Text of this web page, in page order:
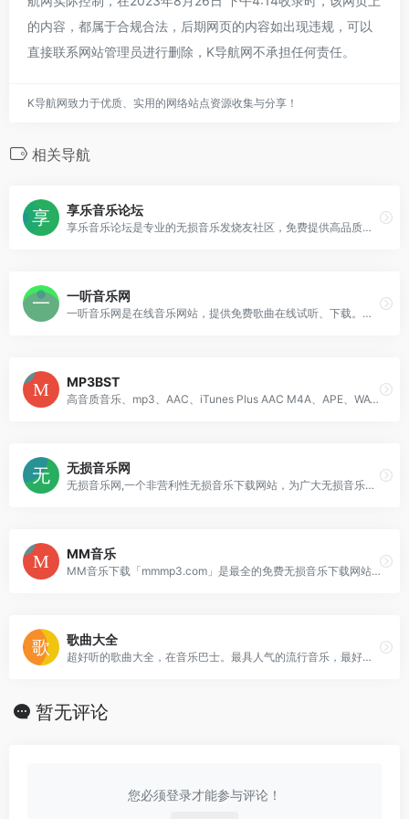
的内容，都属于合规合法，后期网页的内容如出现违规，可以
直接联系网站管理员进行删除，K导航网不承担任何责任。
K导航网致力于优质、实用的网络站点资源收集与分享！
相关导航
享乐音乐论坛
享乐音乐论坛是专业的无损音乐发烧友社区，免费提供高品质无损音乐下载的网站，更是无损音乐发烧友的乐园，拥有的无损音乐下载格式包含各种类型：FLAC、APE、WAV
一听音乐网
一听音乐网是在线音乐网站，提供免费歌曲在线试听、下载。一听音乐网拥有正版、庞大、完整的曲库，歌曲更新迅速，试听流畅，口碑极佳。一听音乐网，每天听一听
MP3BST
高音质音乐、mp3、AAC、iTunes Plus AAC M4A、APE、WAV、FLAC的下载分享
无损音乐网
无损音乐网,一个非营利性无损音乐下载网站，为广大无损音乐爱好者提供交流及资源分享平台，在这里可以找到很多您喜爱的无损音乐免费下载！
MM音乐
MM音乐下载「mmmp3.com」是最全的免费无损音乐下载网站。收录的无损音乐格式有flac、ape、wav、dsd等，每首无损音乐都是精心挑选，最全免费的无损
歌曲大全
超好听的歌曲大全，在音乐巴士。最具人气的流行音乐，最好听的MP3歌曲试听免费下载
暂无评论
您必须登录才能参与评论！